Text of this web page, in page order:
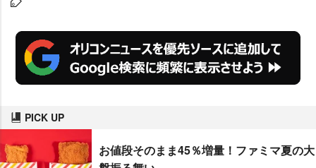
PICK UP
お値段そのまま45％増量！ファミマ夏の大